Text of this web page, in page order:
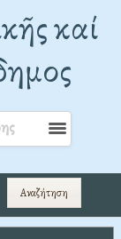
καί
Αναζήτηση